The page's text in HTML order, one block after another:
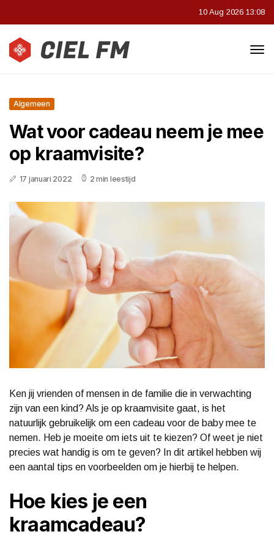
10 Aug 2026 13:08
Algemeen
Wat voor cadeau neem je mee
op kraamvisite?
17 januari 2022 2 min leestijd
Ken jij vrienden of mensen in de familie die in verwachting
zijn van een kind? Als je op kraamvisite gaat, is het
natuurlijk gebruikelijk om een cadeau voor de baby mee te
nemen. Heb je moeite om iets uit te kiezen? Of weet je niet
precies wat handig is om te geven? In dit artikel hebben wij
een aantal tips en voorbeelden om je hierbij te helpen.
Hoe kies je een
kraamcadeau?